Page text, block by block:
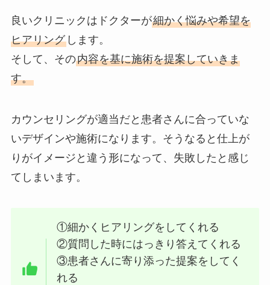
良いクリニックはドクターが細かく悩みや希望を
ヒアリングします。
そして、その内容を基に施術を提案していきま
す。
カウンセリングが適当だと患者さんに合っていな
いデザインや施術になります。そうなると仕上が
りがイメージと違う形になって、失敗したと感じ
てしまいます。
①細かくヒアリングをしてくれる
②質問した時にはっきり答えてくれる
③患者さんに寄り添った提案をしてく
れる